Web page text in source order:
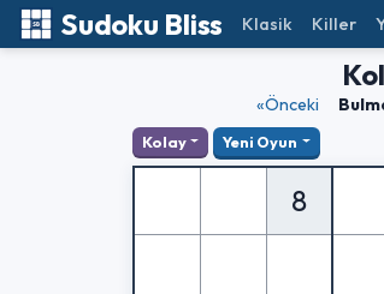
Sudoku Bliss Klasik Killer
«Önceki
Kolay Yeni Oyun
8